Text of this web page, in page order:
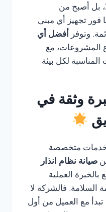
بل أصبح من
فور تجهيز أي مبنى
وتوفر أفضل أي
المشروعات، مع
لكل بيئة
وثقة في
خدمات متخصصة
صيانة نظام انذار
بالخبرة العملية
السلامة. فالشركة لا
مع العميل من أول